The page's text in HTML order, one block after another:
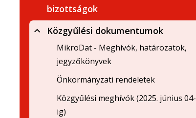
bizottságok
Közgyűlési dokumentumok
MikroDat - Meghívók, határozatok,
jegyzőkönyvek
Önkormányzati rendeletek
Közgyűlési meghívók (2025. június 04-
ig)